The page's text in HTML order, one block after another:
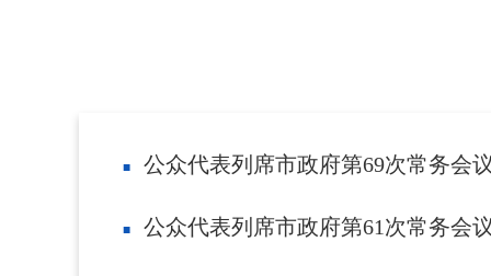
公众代表列席市政府第69次常务会
公众代表列席市政府第61次常务会